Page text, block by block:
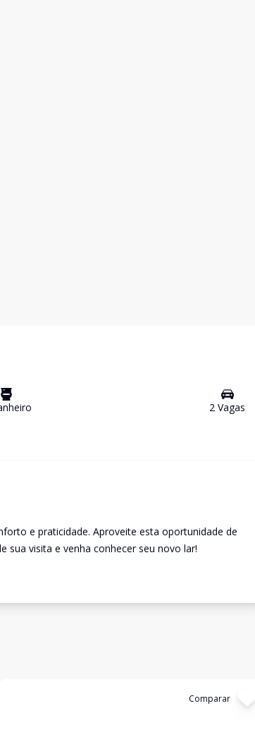
2 Vagas
e praticidade. Aproveite esta oportunidade de
sua visita e venha conhecer seu novo lar!
Comparar